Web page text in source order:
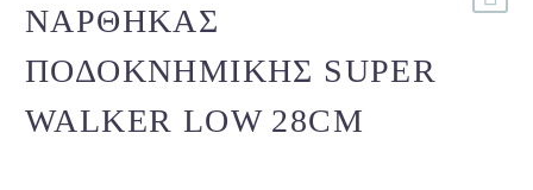
ΝΆΡΘΗΚΑΣ
ΠΟΔΟΚΝΗΜΙΚΉΣ SUPER
WALKER LOW 28CM